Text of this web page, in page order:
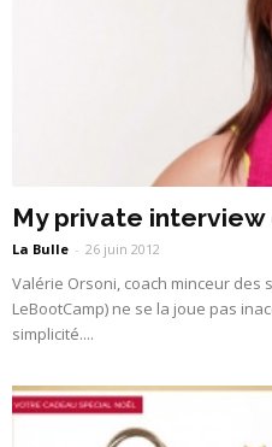
My private interview
La Bulle - 26 juin 2012
Valérie Orsoni, coach minceur des
LeBootCamp) ne se la joue pas
simplicité....